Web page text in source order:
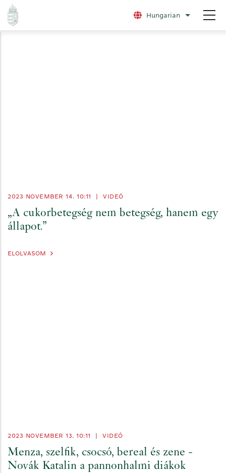
Ugrás
Hungarian További
2023 NOVEMBER 14. 10:11 VIDEÓ
„A cukorbetegség nem betegség, hanem egy
állapot.”
ELOLVASOM
2023 NOVEMBER 13. 10:11 VIDEÓ
Menza, szelfik, csocsó, bereal és zene -
Novák Katalin a pannonhalmi diákok